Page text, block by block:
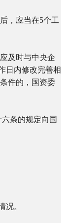
，应当在5个工
及时与中央企
日内修改完善相
件的，国资委
条的规定向国
。